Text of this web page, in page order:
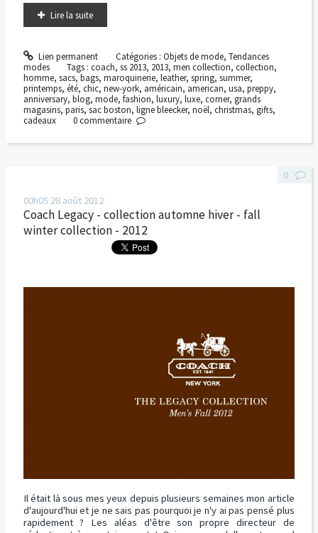
Lire la suite
Lien permanent Catégories : Objets de mode, Tendances
modes
Tags :coach,ss 2013, 2013,men collection,collection,
homme, sacs, bags, maroquinerie, leather, spring, summer,
printemps, été, chic, new-york, américain, american, usa, preppy,
anniversary, blog, mode, fashion, luxury, luxe, corner, grands
magasins, paris, sac boston, ligne bleecker, noël, christmas, gifts,
cadeaux
0commentaire
00h05 28 août 2012
Coach Legacy - collection automne hiver - fall
winter collection - 2012
Il était là sous mes yeux depuis plusieurs semaines mon article
d'aujourd'hui et je ne sais pas pourquoi je n'y ai pas pensé plus
rapidement ? Les aléas d'être son propre directeur de
0